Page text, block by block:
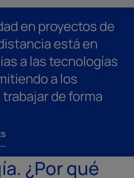
en proyectos de
está en
a las tecnologías
a los
de forma
¿Por qué